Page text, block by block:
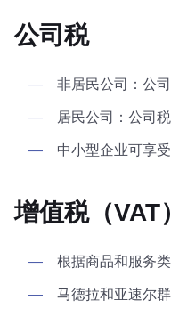
公司税
非居民公司：公
居民公司：公司
中小型企业可享
增值税（VAT）
根据商品和服务
马德拉和亚速尔